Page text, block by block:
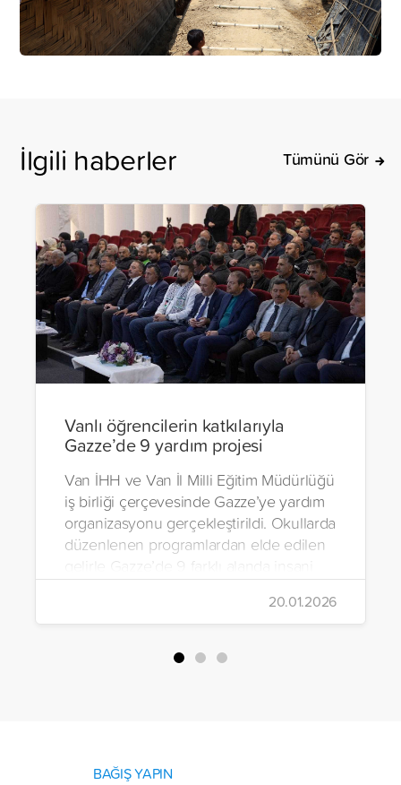
İlgili haberler Tümünü Gör
Vanlı öğrencilerin katkılarıyla
Gazze’de 9 yardım projesi
Van İHH ve Van İl Milli Eğitim Müdürlüğü
iş birliği çerçevesinde Gazze’ye yardım
organizasyonu gerçekleştirildi. Okullarda
düzenlenen programlardan elde edilen
gelirle Gazze’de 9 farklı alanda insani
yardım çalışmalarında bulunuldu.
20.01.2026
BAĞIŞ YAPIN